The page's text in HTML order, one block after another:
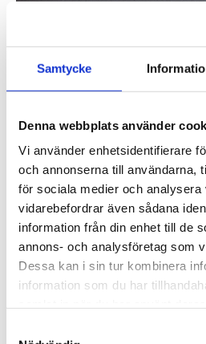
Samtycke
Denna webbplats använder
Vi använder enhetsidentifierare
och annonserna till användarna,
för sociala medier och analysera
vidarebefordrar även sådana
information från din enhet till de
annons- och analysföretag som
Dessa kan i sin tur kombinera
information som du har
Tietokuja 2:n tilat on todettu
hoivapalveluille hyvin sopiviksi.
odotustilasta. Kuva:
suunnittelema toimistotalo,
vaiheessa 1980-luvun
pääkonttoriksi. Kiinteistö on
m² ja se on suojeltu sr-3-
Kiinteistön vanhoja
peruskorjataan parhaillaan
terveydenhuollolle ja